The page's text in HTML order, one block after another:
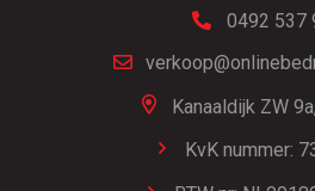
0492 537
Kanaaldijk ZW 9a,
KvK nummer: